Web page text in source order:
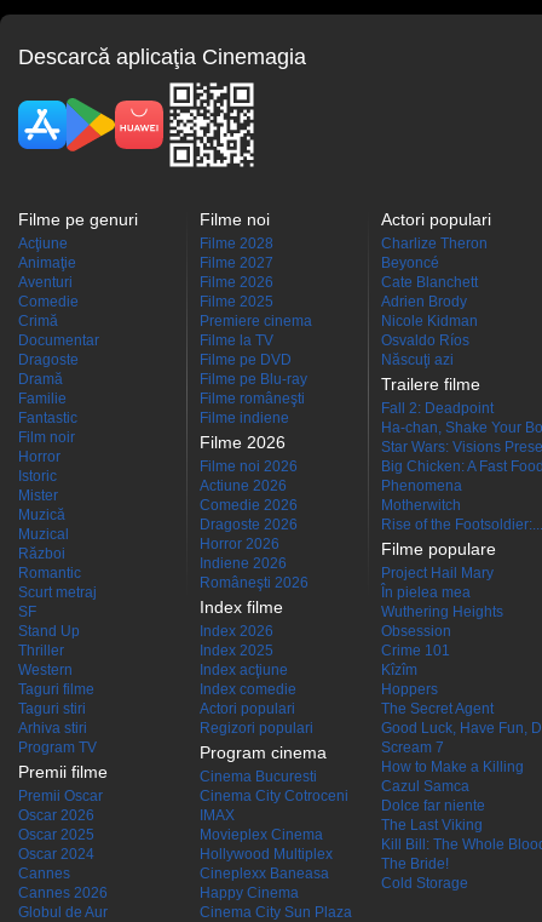
Descarcă aplicaţia Cinemagia
Filme pe genuri
Acţiune
Animaţie
Aventuri
Comedie
Crimă
Documentar
Dragoste
Dramă
Familie
Fantastic
Film noir
Horror
Istoric
Mister
Muzică
Muzical
Război
Romantic
Scurt metraj
SF
Stand Up
Thriller
Western
Taguri filme
Taguri stiri
Arhiva stiri
Program TV
Premii filme
Premii Oscar
Oscar 2026
Oscar 2025
Oscar 2024
Cannes
Cannes 2026
Globul de Aur
Filme noi
Filme 2028
Filme 2027
Filme 2026
Filme 2025
Premiere cinema
Filme la TV
Filme pe DVD
Filme pe Blu-ray
Filme româneşti
Filme indiene
Filme 2026
Filme noi 2026
Actiune 2026
Comedie 2026
Dragoste 2026
Horror 2026
Indiene 2026
Româneşti 2026
Index filme
Index 2026
Index 2025
Index acţiune
Index comedie
Actori populari
Regizori populari
Program cinema
Cinema Bucuresti
Cinema City Cotroceni
IMAX
Movieplex Cinema
Hollywood Multiplex
Cineplexx Baneasa
Happy Cinema
Cinema City Sun Plaza
Actori populari
Charlize Theron
Beyoncé
Cate Blanchett
Adrien Brody
Nicole Kidman
Osvaldo Ríos
Născuţi azi
Trailere filme
Fall 2: Deadpoint
Ha-chan, Shake Your
Star Wars: Visions
Big Chicken: A Fast
Phenomena
Motherwitch
Rise of the Footsoldier:...
Filme populare
Project Hail Mary
În pielea mea
Wuthering Heights
Obsession
Crime 101
Kîzîm
Hoppers
The Secret Agent
Good Luck, Have Fun,
Scream 7
How to Make a Killing
Cazul Samca
Dolce far niente
The Last Viking
Kill Bill: The Whole
The Bride!
Cold Storage